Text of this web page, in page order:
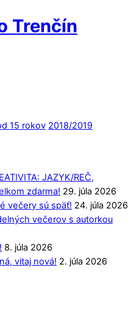
Trenčín
15 rokov 2018/2019
JAZYK/REČ,
zdarma! 29. júla 2026
večery sú späť! 24. júla 2026
večerov s autorkou
8. júla 2026
vitaj nová! 2. júla 2026